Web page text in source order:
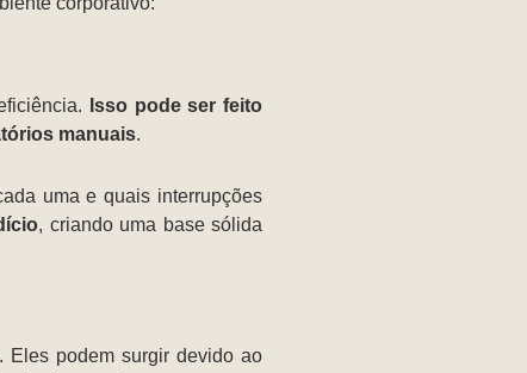
Isso pode ser feito
manuais.
uma e quais interrupções
, criando uma base sólida
. Eles podem surgir devido ao